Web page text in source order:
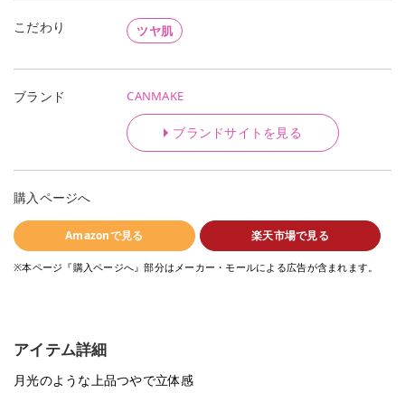
こだわり ツヤ肌
ブランド CANMAKE
ブランドサイトを見る
購入ページへ
Amazonで見る 楽天市場で見る
※本ページ『購入ページへ』部分はメーカー・モールによる広告が含まれます。
アイテム詳細
月光のような上品つやで立体感